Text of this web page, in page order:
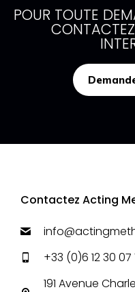
POUR TOUTE
Contactez Acting
+33 (0)6 12 30 07
191 Avenue